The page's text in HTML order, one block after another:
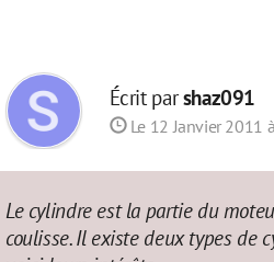
Écrit parshaz091
Le 12 Janvier 2011
Le cylindre est la partie du
coulisse. Il existe deux types de